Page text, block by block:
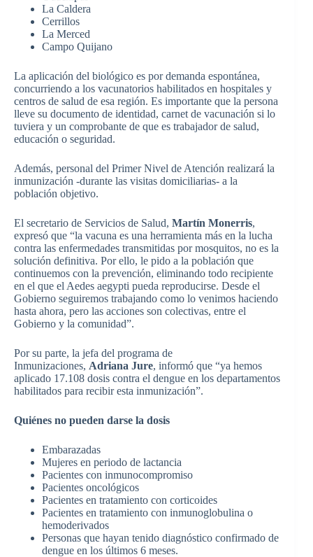
La Caldera
Cerrillos
La Merced
Campo Quijano
La aplicación del biológico es por demanda espontánea,
concurriendo a los vacunatorios habilitados en hospitales y
centros de salud de esa región. Es importante que la persona
lleve su documento de identidad, carnet de vacunación si lo
tuviera y un comprobante de que es trabajador de salud,
educación o seguridad.
Además, personal del Primer Nivel de Atención realizará la
inmunización -durante las visitas domiciliarias- a la
población objetivo.
El secretario de Servicios de Salud, Martín Monerris,
expresó que “la vacuna es una herramienta más en la lucha
contra las enfermedades transmitidas por mosquitos, no es la
solución definitiva. Por ello, le pido a la población que
continuemos con la prevención, eliminando todo recipiente
en el que el Aedes aegypti pueda reproducirse. Desde el
Gobierno seguiremos trabajando como lo venimos haciendo
hasta ahora, pero las acciones son colectivas, entre el
Gobierno y la comunidad”.
Por su parte, la jefa del programa de
Inmunizaciones, Adriana Jure, informó que “ya hemos
aplicado 17.108 dosis contra el dengue en los departamentos
habilitados para recibir esta inmunización”.
Quiénes no pueden darse la dosis
Embarazadas
Mujeres en periodo de lactancia
Pacientes con inmunocompromiso
Pacientes oncológicos
Pacientes en tratamiento con corticoides
Pacientes en tratamiento con inmunoglobulina o
hemoderivados
Personas que hayan tenido diagnóstico confirmado de
dengue en los últimos 6 meses.